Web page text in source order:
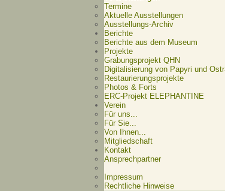
Termine
Aktuelle Ausstellungen
Ausstellungs-Archiv
Berichte
Berichte aus dem Museum
Projekte
Grabungsprojekt QHN
Digitalisierung von Papyri und
Restaurierungsprojekte
Photos & Forts
ERC-Projekt ELEPHANTINE
Verein
Für uns...
Für Sie...
Von Ihnen...
Mitgliedschaft
Kontakt
Ansprechpartner
Impressum
Rechtliche Hinweise